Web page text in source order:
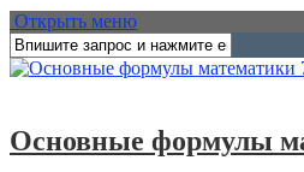
Открыть меню
Основные формулы